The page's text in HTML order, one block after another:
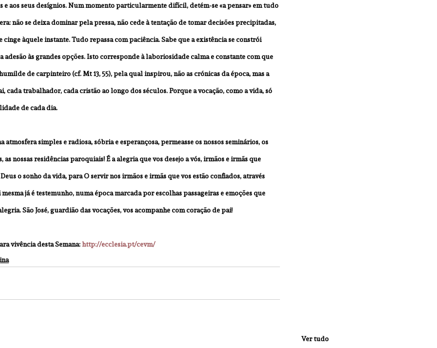
e aos seus desígnios. Num momento particularmente difícil, detém-se «a pensar» em tudo
não se deixa dominar pela pressa, não cede à tentação de tomar decisões precipitadas,
cinge àquele instante. Tudo repassa com paciência. Sabe que a existência se constrói
adesão às grandes opções. Isto corresponde à laboriosidade calma e constante com que
de carpinteiro (cf. Mt 13, 55), pela qual inspirou, não as crónicas da época, mas a
cada trabalhador, cada cristão ao longo dos séculos. Porque a vocação, como a vida, só
de cada dia.
atmosfera simples e radiosa, sóbria e esperançosa, permeasse os nossos seminários, os
nossas residências paroquiais! É a alegria que vos desejo a vós, irmãos e irmãs que
o sonho da vida, para O servir nos irmãos e irmãs que vos estão confiados, através
já é testemunho, numa época marcada por escolhas passageiras e emoções que
São José, guardião das vocações, vos acompanhe com coração de pai!
vivência desta Semana: http://ecclesia.pt/cevm/
Ver tudo